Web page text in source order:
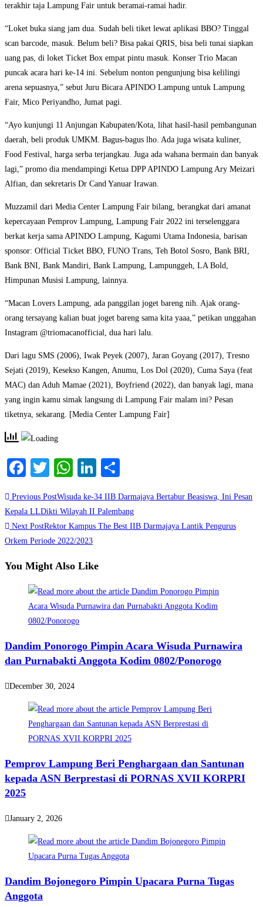
terakhir taja Lampung Fair untuk beramai-ramai hadir.
“Loket buka siang jam dua. Sudah beli tiket lewat aplikasi BBO? Tinggal
scan barcode, masuk. Belum beli? Bisa pakai QRIS, bisa beli tunai siapkan
uang pas, di loket Ticket Box empat pintu masuk. Konser Trio Macan
puncak acara hari ke-14 ini. Sebelum nonton pengunjung bisa kelilingi
arena sepuasnya,” sebut Juru Bicara APINDO Lampung untuk Lampung
Fair, Mico Periyandho, Jumat pagi.
“Ayo kunjungi 11 Anjungan Kabupaten/Kota, lihat hasil-hasil pembangunan
daerah, beli produk UMKM. Bagus-bagus lho. Ada juga wisata kuliner,
Food Festival, harga serba terjangkau. Juga ada wahana bermain dan banyak
lagi,” promo dia mendampingi Ketua DPP APINDO Lampung Ary Meizari
Alfian, dan sekretaris Dr Cand Yanuar Irawan.
Muzzamil dari Media Center Lampung Fair bilang, berangkat dari amanat
kepercayaan Pemprov Lampung, Lampung Fair 2022 ini terselenggara
berkat kerja sama APINDO Lampung, Kagumi Utama Indonesia, barisan
sponsor: Official Ticket BBO, FUNO Trans, Teh Botol Sosro, Bank BRI,
Bank BNI, Bank Mandiri, Bank Lampung, Lampunggeh, LA Bold,
Himpunan Musisi Lampung, lainnya.
“Macan Lovers Lampung, ada panggilan joget bareng nih. Ajak orang-
orang tersayang kalian buat joget bareng sama kita yaaa,” petikan unggahan
Instagram @triomacanofficial, dua hari lalu.
Dari lagu SMS (2006), Iwak Peyek (2007), Jaran Goyang (2017), Tresno
Sejati (2019), Kesekso Kangen, Anumu, Los Dol (2020), Cuma Saya (feat
MAC) dan Aduh Mamae (2021), Boyfriend (2022), dan banyak lagi, mana
yang ingin kamu simak langsung di Lampung Fair malam ini? Pesan
tiketnya, sekarang. [Media Center Lampung Fair]
Facebook
TwitterWhatsApp
LinkedIn
Read
more
articles
Previous PostWisuda ke-34 IIB Darmajaya Bertabur Beasiswa, Ini Pesan
Kepala LLDikti Wilayah II Palembang
Next PostRektor Kampus The Best IIB Darmajaya Lantik Pengurus
Orkem Periode 2022/2023
You Might Also Like
Dandim Ponorogo Pimpin Acara Wisuda Purnawira
dan Purnabakti Anggota Kodim 0802/Ponorogo
December 30, 2024
Pemprov Lampung Beri Penghargaan dan Santunan
kepada ASN Berprestasi di PORNAS XVII KORPRI
2025
January 2, 2026
Dandim Bojonegoro Pimpin Upacara Purna Tugas
Anggota